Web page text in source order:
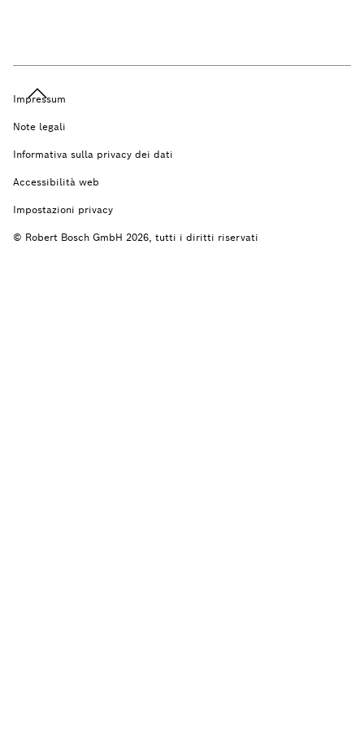
Impressum
Note legali
Informativa sulla privacy dei dati
Accessibilità web
Impostazioni privacy
© Robert Bosch GmbH 2026, tutti i diritti riservati